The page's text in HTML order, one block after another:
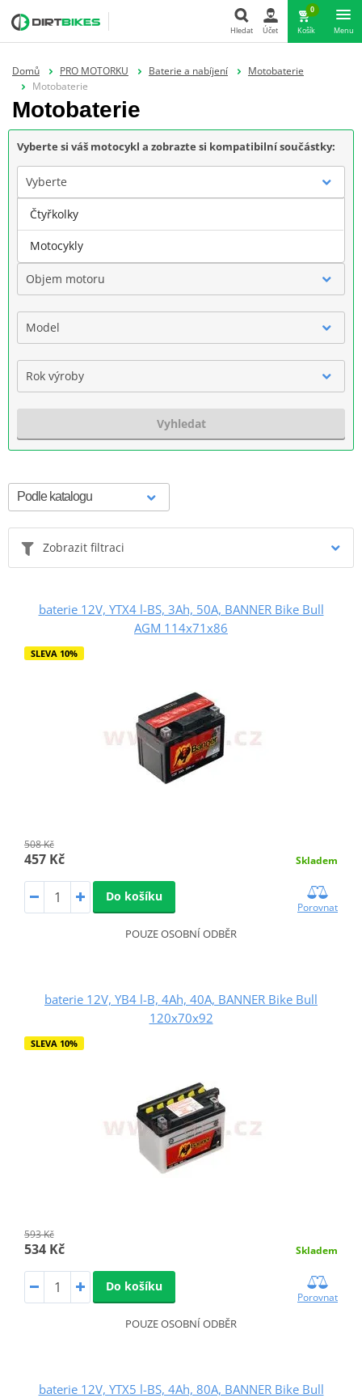
Hledat
Hledat Účet
0
Košík Menu
Domů PRO MOTORKU Baterie a nabíjení
Motobaterie
Motobaterie
Motobaterie
Vyberte si váš motocykl a zobrazte si kompatibilní součástky:
Vyberte
Značka
Objem motoru
Model
Rok výroby
Vyhledat
Zobrazit filtraci
baterie 12V, YTX4 l-BS, 3Ah, 50A, BANNER Bike Bull
AGM 114x71x86
SLEVA 10%
508 Kč
457 Kč Skladem
Do košíku
Porovnat
POUZE OSOBNÍ ODBĚR
baterie 12V, YB4 l-B, 4Ah, 40A, BANNER Bike Bull
120x70x92
SLEVA 10%
593 Kč
534 Kč Skladem
Do košíku
Porovnat
POUZE OSOBNÍ ODBĚR
baterie 12V, YTX5 l-BS, 4Ah, 80A, BANNER Bike Bull
Čtyřkolky
Motocykly